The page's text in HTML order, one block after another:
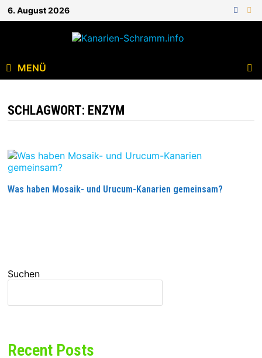
Zum
Inhalt
6. August 2026
MENÜ
SCHLAGWORT: ENZYM
Was haben Mosaik- und Urucum-Kanarien gemeinsam?
Suchen
Recent Posts